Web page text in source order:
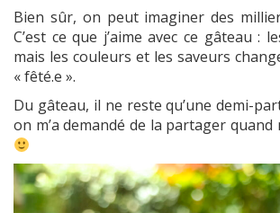
Bien sûr, on peut imaginer des
C’est ce que j’aime avec ce gâteau :
mais les couleurs et les saveurs
« fêté.e ».
Du gâteau, il ne reste qu’une demi-
on m’a demandé de la partager quand